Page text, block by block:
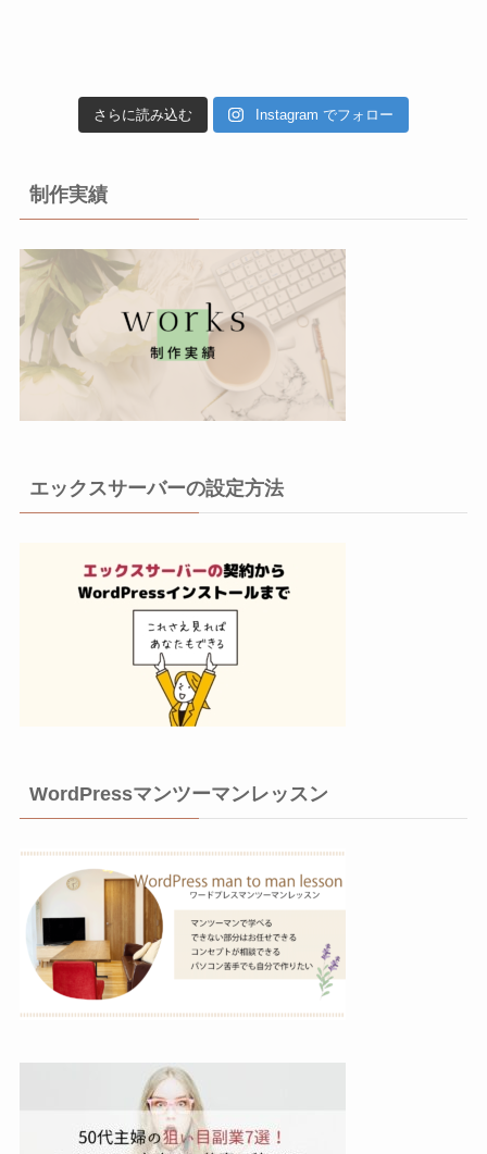
さらに読み込む Instagram でフォロー
制作実績
エックスサーバーの設定方法
WordPressマンツーマンレッスン